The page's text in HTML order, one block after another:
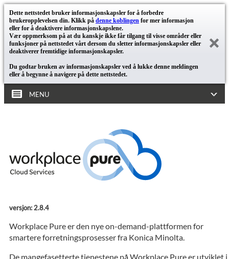
Dette nettstedet bruker informasjonskapsler for å forbedre
brukeropplevelsen din. Klikk på denne koblingen for mer informasjon
eller for å deaktivere informasjonskapslene.
Vær oppmerksom på at du kanskje ikke får tilgang til visse områder eller
funksjoner på nettstedet vårt dersom du sletter informasjonskapsler eller
deaktiverer fremtidige informasjonskapsler.
Du godtar bruken av informasjonskapsler ved å lukke denne meldingen
eller å begynne å navigere på dette nettstedet.
MENU
versjon: 2.8.4
Workplace Pure er den nye on-demand-plattformen for
smartere forretningsprosesser fra Konica Minolta.
De mangefasetterte tjenestene på Workplace Pure er utviklet i